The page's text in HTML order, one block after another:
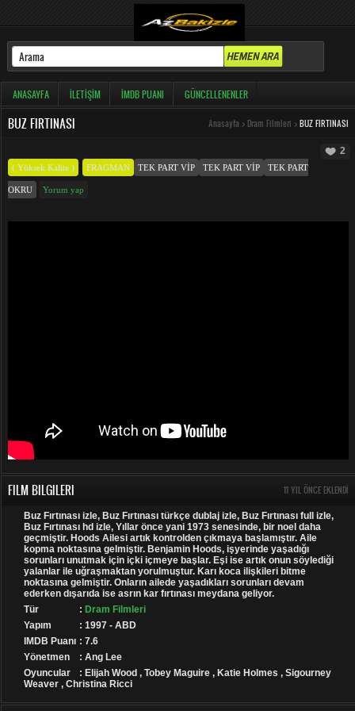
ANASAYFA İLETIŞIM İMDB PUANI GÜNCELLENENLER
BUZ FIRTINASI Anasayfa > Dram Filmleri > BUZ FIRTINASI
2
( Yüksek Kalite ) FRAGMAN TEK PART VIP TEK PART VIP TEK PART
OKRU Yorum yap
FILM BILGILERI 11 YIL ÖNCE EKLENDI
Buz Fırtınası izle, Buz Fırtınası türkçe dublaj izle, Buz Fırtınası full izle,
Buz Fırtınası hd izle, Yıllar önce yani 1973 senesinde, bir noel daha
geçmiştir. Hoods Ailesi artık kontrolden çıkmaya başlamıştır. Aile
kopma noktasına gelmiştir. Benjamin Hoods, işyerinde yaşadığı
sorunları unutmak için içki içmeye başlar. Eşi ise artık onun söylediği
yalanlar ile uğraşmaktan yorulmuştur. Karı koca ilişkileri bitme
noktasına gelmiştir. Onların ailede yaşadıkları sorunları devam
ederken dışarıda ise asrın kar fırtınası meydana geliyor.
Tür
: Dram Filmleri
Yapım
: 1997 - ABD
IMDB Puanı : 7.6
Yönetmen
: Ang Lee
Oyuncular
: Elijah Wood , Tobey Maguire , Katie Holmes , Sigourney
Weaver , Christina Ricci